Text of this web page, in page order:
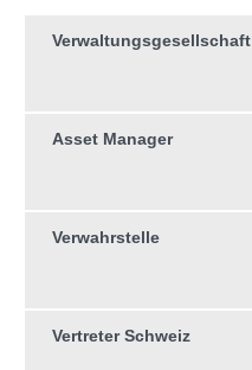
Verwaltungs­gesellschaft
Asset Manager
Verwahrstelle
Vertreter Schweiz